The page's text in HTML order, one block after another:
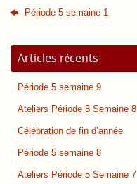
Période 5 semaine 1
Articles récents
Période 5 semaine 9
Ateliers Période 5 Semaine 8
Célébration de fin d’année
Période 5 semaine 8
Ateliers Période 5 Semaine 7